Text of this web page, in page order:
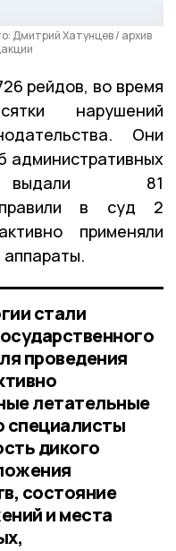
Дмитрий Хатунцев / архив
рейдов, во время
нарушений
Они
административных
выдали 81
в суд 2
применяли
стали
проведения
летательные
специалисты
дикого
состояние
и места